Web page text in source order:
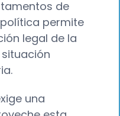
de
permite
legal de la
una